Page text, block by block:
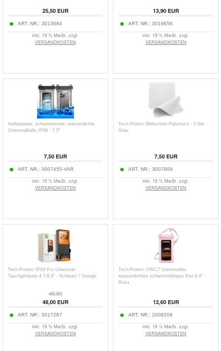
25,50EUR
ART. NR.: 3013684
inkl. 19 % MwSt. zzgl.
VERSANDKOSTEN
13,90EUR
ART. NR.: 3019656
inkl. 19 % MwSt. zzgl.
VERSANDKOSTEN
Aufblasbare, schwimmende, wasserdichte
Universalhülle IPX8 - 7.5"
7,50EUR
ART. NR.: 3007455-VAR
inkl. 19 % MwSt. zzgl.
VERSANDKOSTEN
Tech-Protect Bildschirm-Poliertuch - 2 Stk. -
Grau
7,50EUR
ART. NR.: 3007809
inkl. 19 % MwSt. zzgl.
VERSANDKOSTEN
Tech-Protect IPX8 Pro Universal-
Tauchgehäuse 4.7-6.9" - Schwarz / Orange
45,80
48,00EUR
ART. NR.: 3017287
inkl. 19 % MwSt. zzgl.
VERSANDKOSTEN
Tech-Protect UWC7 Universelles
wasserdichtes schwimmfähiges Etui 6.9" -
Rosa
12,60EUR
ART. NR.: 2009209
inkl. 19 % MwSt. zzgl.
VERSANDKOSTEN